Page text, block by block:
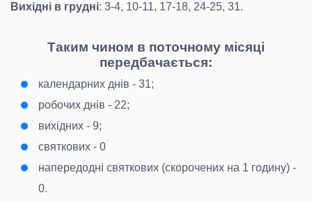
Вихідні в грудні: 3-4, 10-11, 17-18, 24-25, 31.
Таким чином в поточному місяці
передбачається:
календарних днів - 31;
робочих днів - 22;
вихідних - 9;
святкових - 0
напередодні святкових (скорочених на 1 годину) -
0.